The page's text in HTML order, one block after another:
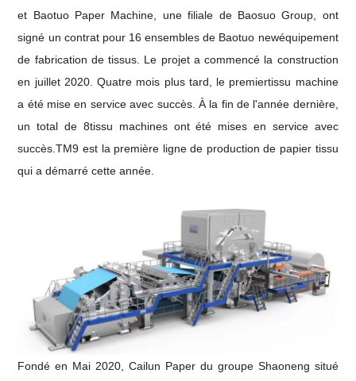
et Baotuo Paper Machine, une filiale de Baosuo Group, ont
signé un contrat pour 16 ensembles de Baotuo newéquipement
de fabrication de tissus . Le projet a commencé la construction
en juillet 2020. Quatre mois plus tard, le premiertissu machine
a été mise en service avec succès. À la fin de l'année dernière,
un total de 8tissu machines ont été mises en service avec
succès.TM9 est la première ligne de production de papier tissu
qui a démarré cette année.
Fondé en Mai 2020, Cailun Paper du groupe Shaoneng situé